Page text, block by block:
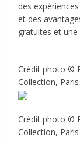
des
et des
gratuites et
Crédit photo ©
Collection, Paris
Crédit photo ©
Collection, Paris